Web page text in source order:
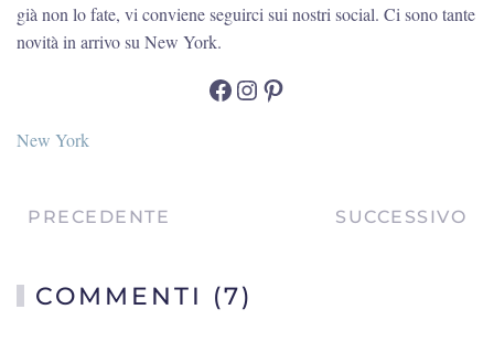
già non lo fate, vi conviene seguirci sui nostri social. Ci sono tante
novità in arrivo su New York.
Facebook
Instagram
Pinterest
New York
PRECEDENTE SUCCESSIVO
COMMENTI (7)